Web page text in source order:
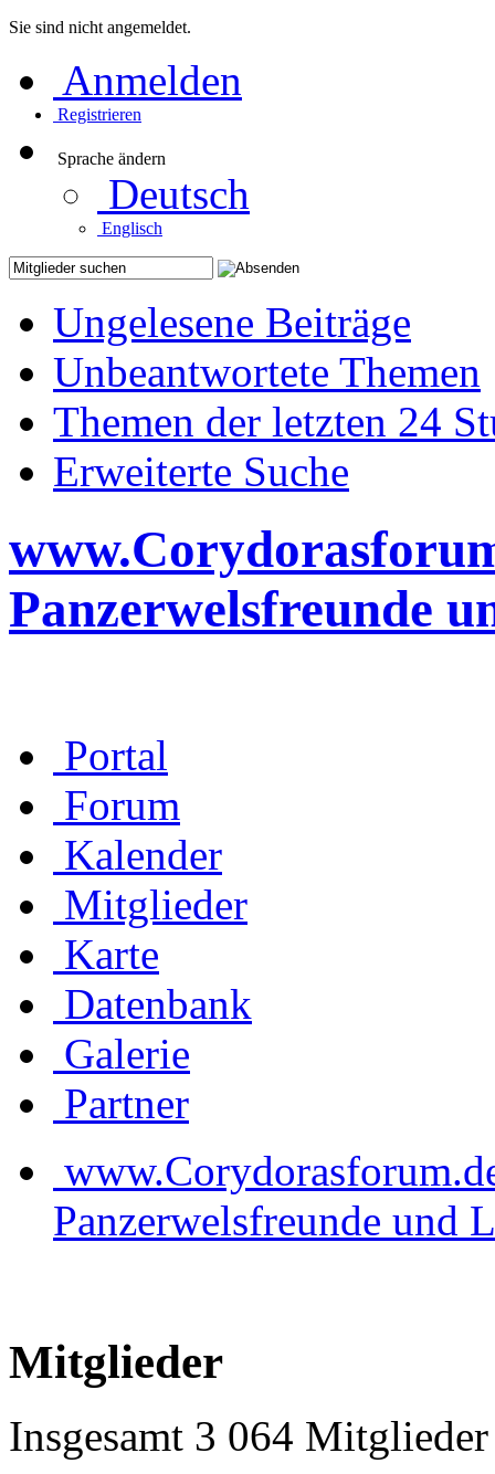
Sie sind nicht angemeldet.
Anmelden
Registrieren
Sprache ändern
Deutsch
Englisch
Ungelesene Beiträge
Unbeantwortete Themen
Themen der letzten 24
Erweiterte Suche
Panzerwelsfreunde
Portal
Forum
Kalender
Mitglieder
Karte
Datenbank
Galerie
Partner
Panzerwelsfreunde und
Mitglieder
Insgesamt 3 064 Mitglieder